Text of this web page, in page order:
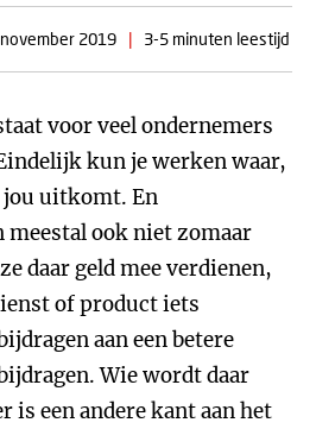
2019 | 3-5 minuten leestijd
voor veel ondernemers
kun je werken waar,
jou uitkomt. En
ook niet zomaar
daar geld mee verdienen,
of product iets
aan een betere
Wie wordt daar
is een andere kant aan het